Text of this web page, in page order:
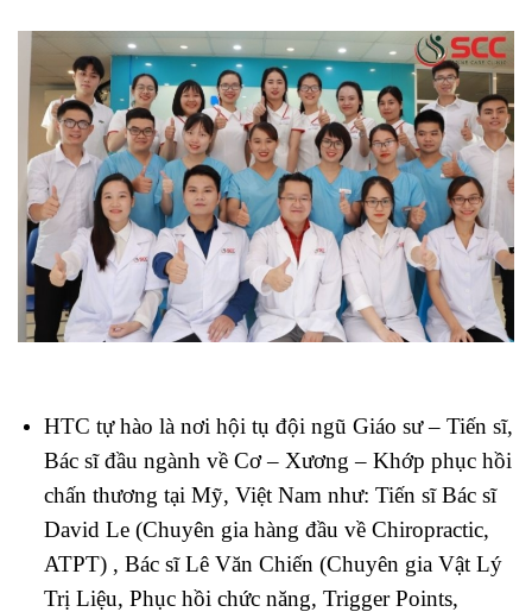
HTC tự hào là nơi hội tụ đội ngũ Giáo sư – Tiến sĩ,
Bác sĩ đầu ngành về Cơ – Xương – Khớp phục hồi
chấn thương tại Mỹ, Việt Nam như: Tiến sĩ Bác sĩ
David Le (Chuyên gia hàng đầu về Chiropractic,
ATPT) , Bác sĩ Lê Văn Chiến (Chuyên gia Vật Lý
Trị Liệu, Phục hồi chức năng, Trigger Points,